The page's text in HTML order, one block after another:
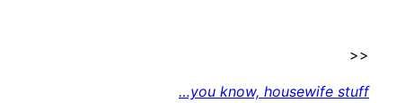
>>
…you know, housewife stuff